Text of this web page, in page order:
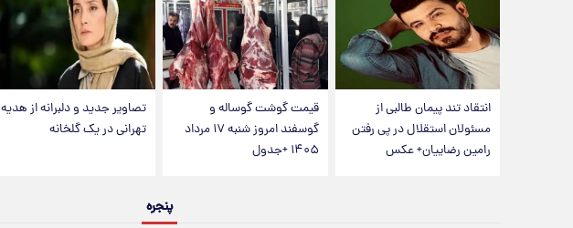
انتقاد تند پیمان طالبی از
مسئولان استقلال در پی رفتن
رامین رضاییان+ عکس
قیمت گوشت گوساله و
گوسفند امروز شنبه ۱۷ مرداد
۱۴۰۵ +جدول
تصاویر جدید و دلبرانه از هدیه
تهرانی در یک گلخانه
پنجره